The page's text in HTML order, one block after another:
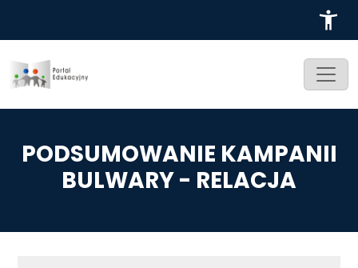
PODSUMOWANIE KAMPANII
BULWARY - RELACJA